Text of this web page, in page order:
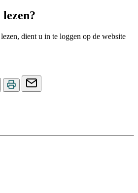
dient u in te loggen op de website